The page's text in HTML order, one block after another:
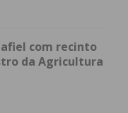
com recinto
da Agricultura